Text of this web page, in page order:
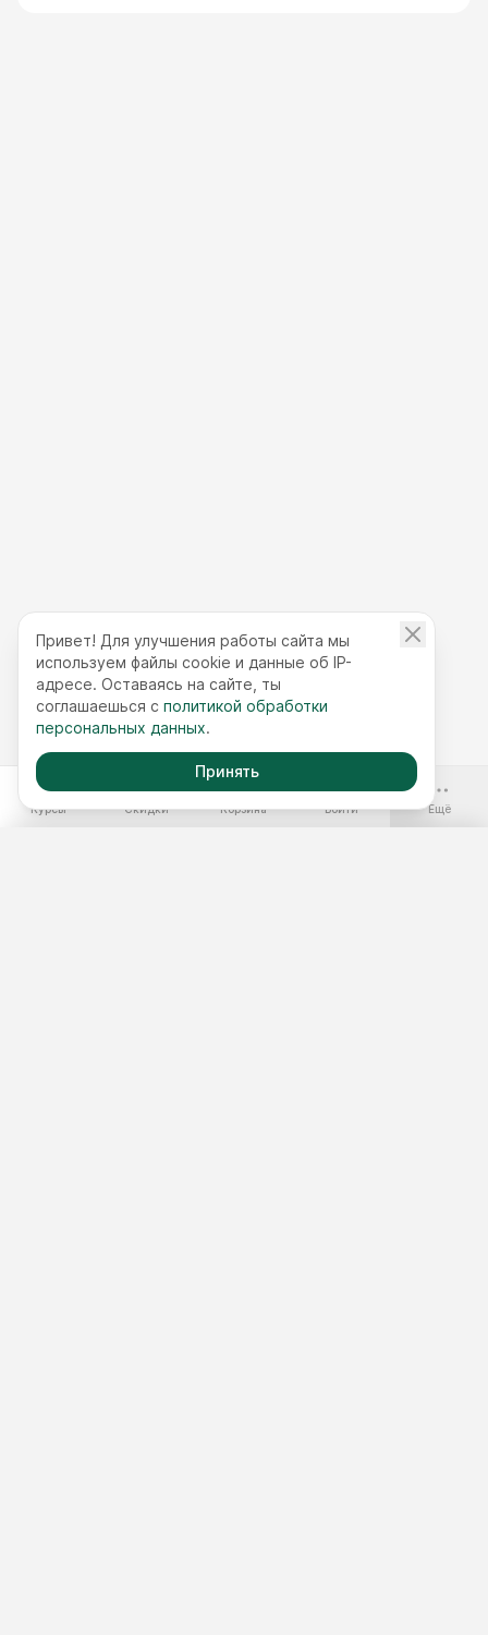
Курсы Скидки Корзина Войти Ещё
Привет! Для улучшения работы сайта мы
используем файлы cookie и данные об IP-
адресе. Оставаясь на сайте, ты
соглашаешься с политикой обработки
персональных данных.
Принять